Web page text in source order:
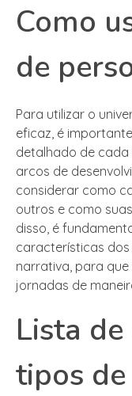
Como
de
Para utilizar o
eficaz, é
detalhado de cada
arcos de
considerar como
outros e como
disso, é
características
narrativa, para
jornadas de
Lista
tipos